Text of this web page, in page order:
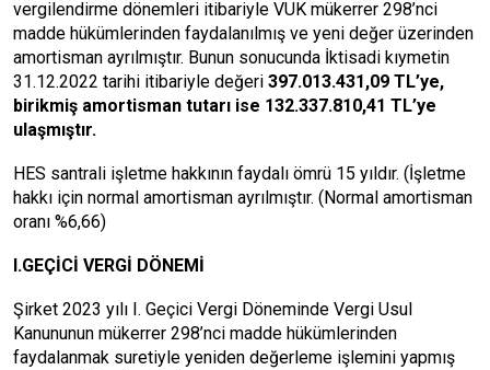
vergilendirme dönemleri itibariyle VUK mükerrer 298’nci
madde hükümlerinden faydalanılmış ve yeni değer üzerinden
amortisman ayrılmıştır. Bunun sonucunda İktisadi kıymetin
31.12.2022 tarihi itibariyle değeri 397.013.431,09 TL’ye,
birikmiş amortisman tutarı ise 132.337.810,41 TL’ye
ulaşmıştır.
HES santrali işletme hakkının faydalı ömrü 15 yıldır. (İşletme
hakkı için normal amortisman ayrılmıştır. (Normal amortisman
oranı %6,66)
I.GEÇİCİ VERGİ DÖNEMİ
Şirket 2023 yılı I. Geçici Vergi Döneminde Vergi Usul
Kanununun mükerrer 298’nci madde hükümlerinden
faydalanmak suretiyle yeniden değerleme işlemini yapmış